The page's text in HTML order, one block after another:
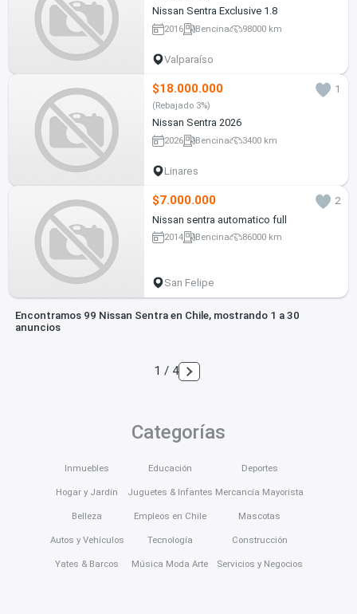
Nissan Sentra Exclusive 1.8
2016 Bencina 98000 km
Valparaíso
$18.000.000 1
(Rebajado 3%)
Nissan Sentra 2026
2026 Bencina 3400 km
Linares
$7.000.000
2
Nissan sentra automatico full
2014 Bencina 86000 km
San Felipe
Encontramos 99 Nissan Sentra en Chile, mostrando 1 a 30
anuncios
1 / 4
Categorías
Inmuebles
Hogar y Jardín
Belleza
Autos y Vehículos
Yates & Barcos
Educación
Juguetes & Infantes
Empleos en Chile
Tecnología
Música Moda Arte
Deportes
Mercancía Mayorista
Mascotas
Construcción
Servicios y Negocios